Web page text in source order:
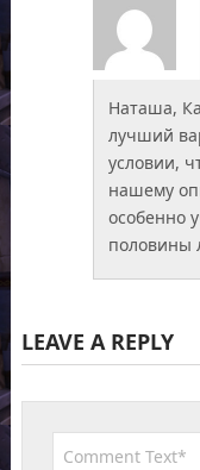
Наташа,
лучший
условии,
нашему
особенно
половины
LEAVE A REPLY